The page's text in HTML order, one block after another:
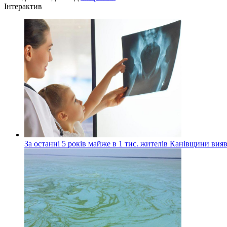
Інтерактив
За останні 5 років майже в 1 тис. жителів Канівщини